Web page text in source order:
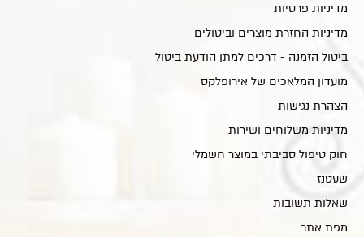
מדיניות פרטיות
מדיניות החזרת מוצרים וביטולים
ביטול הזמנה - דרכים למתן הודעת ביטול
מועדון המלאכים של אירופלקס
הצהרת נגישות
מדיניות משלוחים ושירות
חוק טיפול סביבתי במוצר חשמלי
שעטנז
שאלות תשובות
מפת אתר